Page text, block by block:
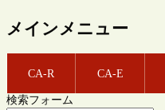
メインメニュー
CA-R CA-E
検索フォーム